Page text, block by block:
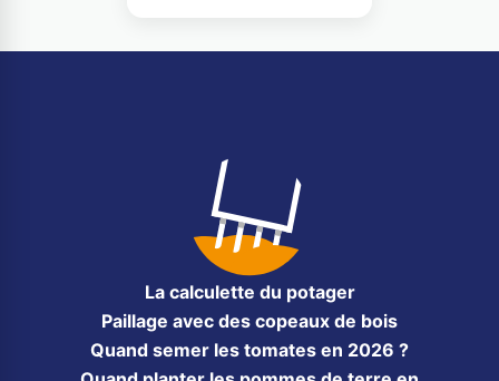
La calculette du potager
Paillage avec des copeaux de bois
Quand semer les tomates en 2026 ?